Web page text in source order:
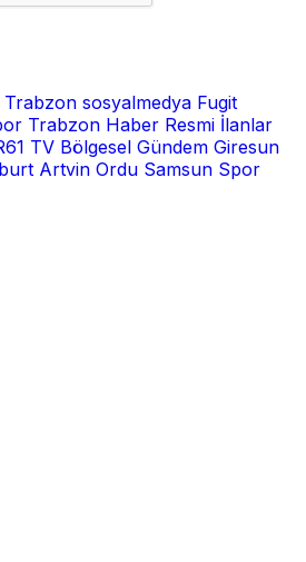
Trabzon sosyalmedya Fugit
Trabzon Haber Resmi İlanlar
TV Bölgesel Gündem Giresun
Artvin Ordu Samsun Spor